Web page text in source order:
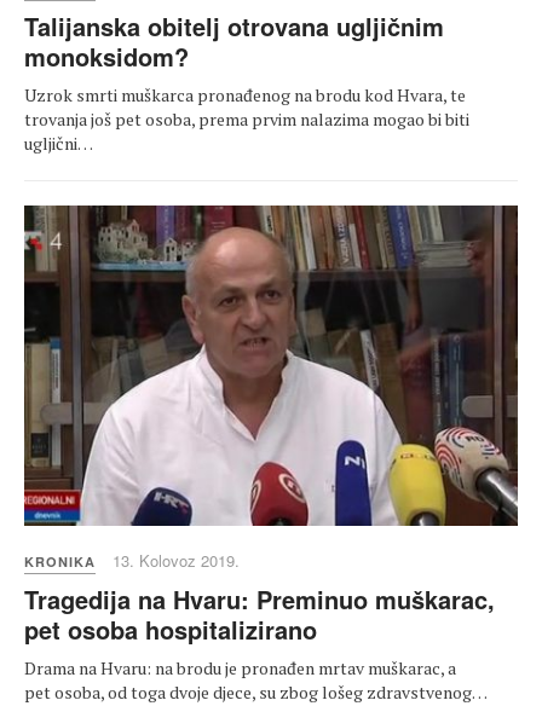
Talijanska obitelj otrovana ugljičnim
monoksidom?
Uzrok smrti muškarca pronađenog na brodu kod Hvara, te
trovanja još pet osoba, prema prvim nalazima mogao bi biti
ugljični…
KRONIKA 13. Kolovoz 2019.
Tragedija na Hvaru: Preminuo muškarac,
pet osoba hospitalizirano
Drama na Hvaru: na brodu je pronađen mrtav muškarac, a
pet osoba, od toga dvoje djece, su zbog lošeg zdravstvenog…